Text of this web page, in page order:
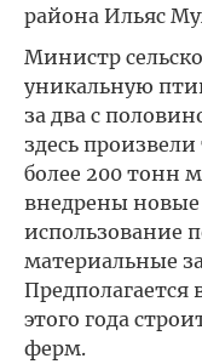
района Ильяс
Министр
уникальную
за два с
здесь
более 200 тонн
внедрены
использование
материальные
этого года
ферм.